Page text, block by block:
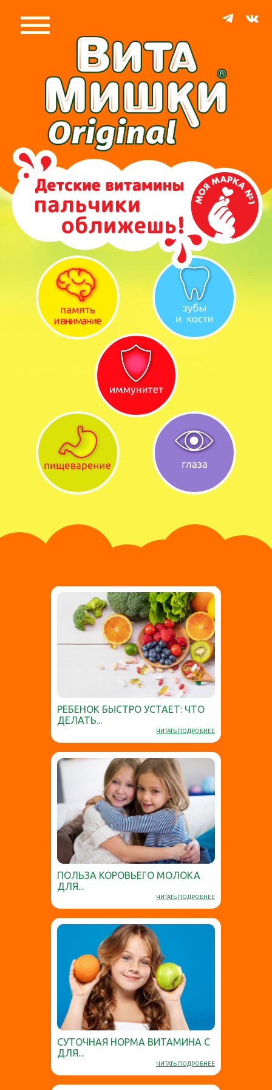
РЕБЕНОК БЫСТРО УСТАЕТ: ЧТО
ДЕЛАТЬ...
ЧИТАТЬ ПОДРОБНЕЕ
ПОЛЬЗА КОРОВЬЕГО МОЛОКА
ДЛЯ...
ЧИТАТЬ ПОДРОБНЕЕ
СУТОЧНАЯ НОРМА ВИТАМИНА C
ДЛЯ...
ЧИТАТЬ ПОДРОБНЕЕ